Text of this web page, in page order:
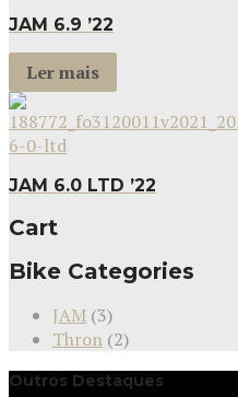
JAM 6.9 ’22
Ler mais
JAM 6.0 LTD ’22
Cart
Bike Categories
JAM (3)
Thron (2)
Outros Destaques